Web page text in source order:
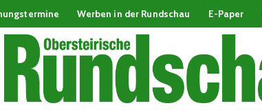
Werben in der Rundschau E-Paper